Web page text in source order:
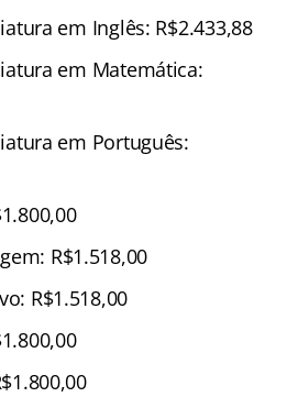
em Inglês: R$2.433,88
em Matemática:
em Português:
R$1.518,00
R$1.518,00